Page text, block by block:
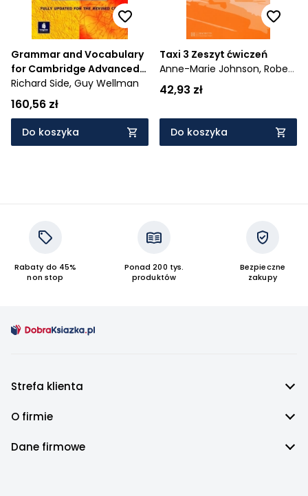
Grammar and Vocabulary
for Cambridge Advanced
and Proficiency with Key
Richard Side, Guy Wellman
160,56 zł
Do koszyka
Taxi 3 Zeszyt ćwiczeń
Anne-Marie Johnson, Robert
Menand
42,93 zł
Do koszyka
Rabaty do 45%
non stop
Ponad 200 tys.
produktów
Bezpieczne
zakupy
Strefa klienta
O firmie
Dane firmowe